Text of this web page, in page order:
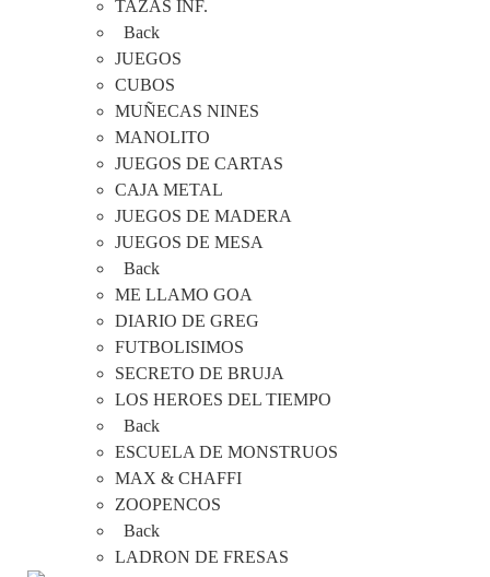
TAZAS INF.
Back
JUEGOS
CUBOS
MUÑECAS NINES
MANOLITO
JUEGOS DE CARTAS
CAJA METAL
JUEGOS DE MADERA
JUEGOS DE MESA
Back
ME LLAMO GOA
DIARIO DE GREG
FUTBOLISIMOS
SECRETO DE BRUJA
LOS HEROES DEL TIEMPO
Back
ESCUELA DE MONSTRUOS
MAX & CHAFFI
ZOOPENCOS
Back
LADRON DE FRESAS